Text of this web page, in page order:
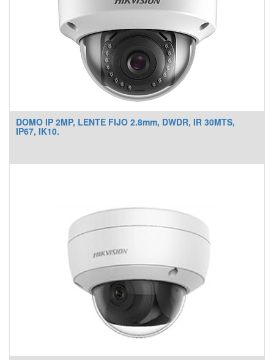
DOMO IP 2MP, LENTE FIJO 2.8mm, DWDR, IR 30MTS,
IP67, IK10.